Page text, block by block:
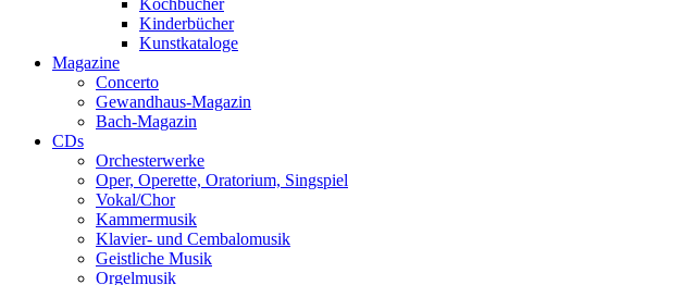
Kochbücher
Kinderbücher
Kunstkataloge
Magazine
Concerto
Gewandhaus-Magazin
Bach-Magazin
CDs
Orchesterwerke
Oper, Operette, Oratorium, Singspiel
Vokal/Chor
Kammermusik
Klavier- und Cembalomusik
Geistliche Musik
Orgelmusik